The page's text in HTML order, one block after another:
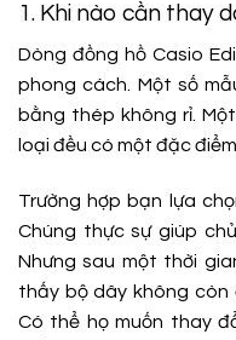
1. Khi nào cần thay
Dòng đồng hồ Casio
phong cách. Một số
bằng thép không rỉ.
loại đều có một đặc
Trường hợp bạn lựa
Chúng thực sự giúp
Nhưng sau một thời
thấy bộ dây không còn
Có thể họ muốn thay